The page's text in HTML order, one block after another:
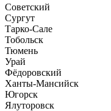
Советский
Сургут
Тарко-Сале
Тобольск
Тюмень
Урай
Фёдоровский
Ханты-Мансийск
Югорск
Ялуторовск